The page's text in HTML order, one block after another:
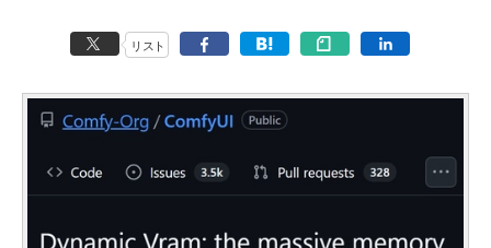
リスト